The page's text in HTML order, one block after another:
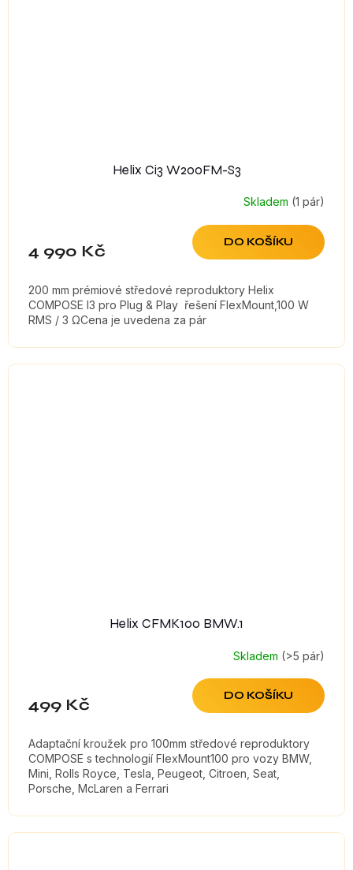
Helix Ci3 W200FM-S3
Skladem (1 pár)
4 990 Kč DO KOŠÍKU
200 mm prémiové středové reproduktory Helix
COMPOSE I3 pro Plug & Play řešení FlexMount,100 W
RMS / 3 ΩCena je uvedena za pár
Helix CFMK100 BMW.1
Skladem (>5 pár)
499 Kč DO KOŠÍKU
Adaptační kroužek pro 100mm středové reproduktory
COMPOSE s technologií FlexMount100 pro vozy BMW,
Mini, Rolls Royce, Tesla, Peugeot, Citroen, Seat,
Porsche, McLaren a Ferrari